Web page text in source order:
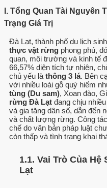
I. Tổng Quan Tài Nguyên
Trạng Giá Trị
Đà Lạt, thành phố du lịch
thực vật rừng phong phú,
quan, môi trường và kinh tế
66,57% diện tích tự nhiên,
chủ yếu là thông 3 lá. Bên
với nhiều loài gỗ quý hiếm
tùng (Du sam), Xoan đào,
rừng Đà Lạt đang chịu
và gia tăng dân số, dẫn đến
và chất lượng rừng. Công
chế do văn bản pháp luật
còn thấp và tình trạng khai
1.1. Vai Trò Của
Lạt